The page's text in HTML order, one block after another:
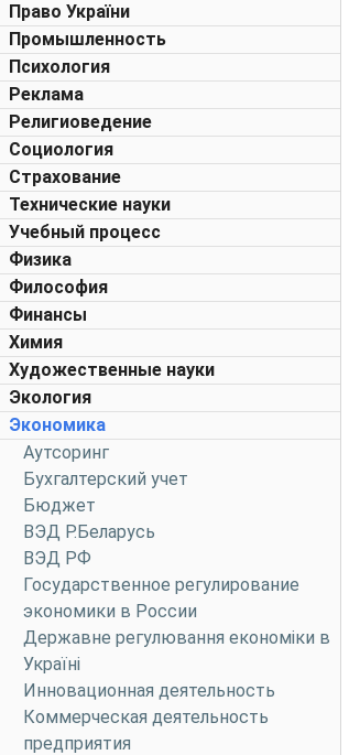
Право України
Промышленность
Психология
Реклама
Религиоведение
Социология
Страхование
Технические науки
Учебный процесс
Физика
Философия
Финансы
Химия
Художественные науки
Экология
Экономика
Аутсоринг
Бухгалтерский учет
Бюджет
ВЭД Р.Беларусь
ВЭД РФ
Государственное регулирование
экономики в России
Державне регулювання економіки в
Україні
Инновационная деятельность
Коммерческая деятельность
предприятия